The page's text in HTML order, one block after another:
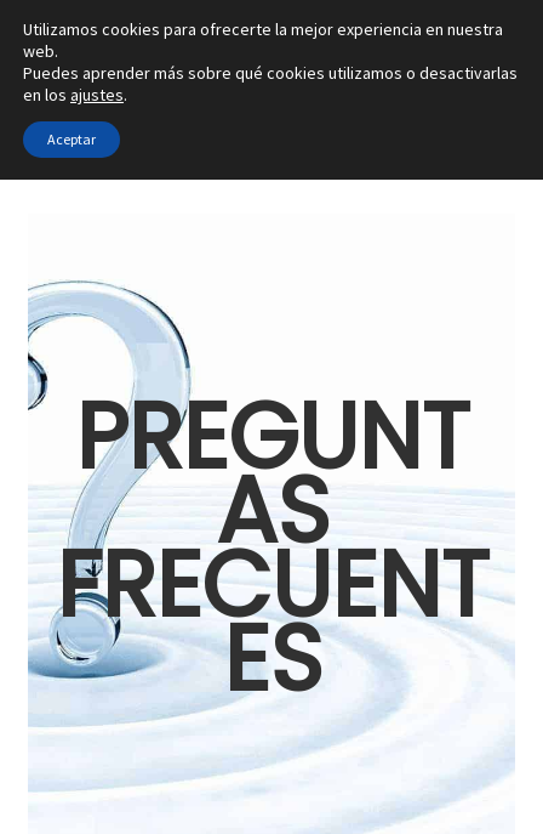
Ir
a
la
navegación
Ir
al
contenido
Inicio
Pendientes
Colgantes
Sobre nosotros
Contactar
Inicio Preguntas frecuentes
PREGUNT
AS
FRECUENT
ES
Utilizamos cookies para ofrecerte la mejor experiencia en nuestra
web.
Puedes aprender más sobre qué cookies utilizamos o desactivarlas
en los ajustes.
Aceptar